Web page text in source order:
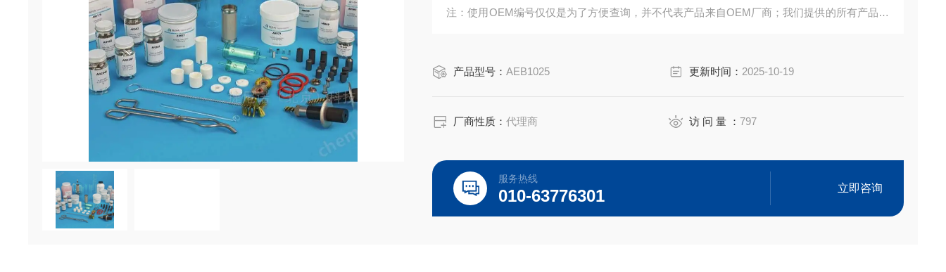
注：使用OEM编号仅仅是为了方便查询，并不代表产品来自OEM厂商；我们提供的所有产品都
产品型号：AEB1025 更新时间： 2025-10-19
厂商性质：代理商 访 问 量 ： 797
服务热线
010-63776301 立即咨询